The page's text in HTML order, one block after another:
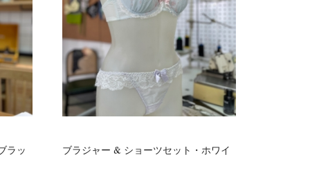
ラッ ブラジャー & ショーツセット・ホワイ